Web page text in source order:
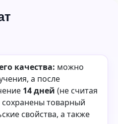
качества: можно
а после
14 дней (не считая
сохранены товарный
свойства, а также